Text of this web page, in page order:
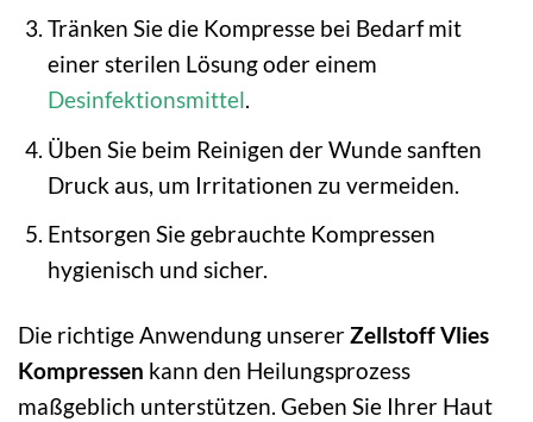
Tränken Sie die Kompresse bei Bedarf mit
einer sterilen Lösung oder einem
Desinfektionsmittel.
Üben Sie beim Reinigen der Wunde sanften
Druck aus, um Irritationen zu vermeiden.
Entsorgen Sie gebrauchte Kompressen
hygienisch und sicher.
Die richtige Anwendung unsererZellstoff Vlies
Kompressen kann den Heilungsprozess
maßgeblich unterstützen. Geben Sie Ihrer Haut